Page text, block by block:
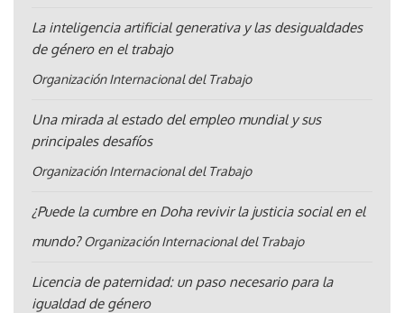
La inteligencia artificial generativa y las desigualdades
de género en el trabajo
Organización Internacional del Trabajo
Una mirada al estado del empleo mundial y sus
principales desafíos
Organización Internacional del Trabajo
¿Puede la cumbre en Doha revivir la justicia social en el
mundo? Organización Internacional del Trabajo
Licencia de paternidad: un paso necesario para la
igualdad de género